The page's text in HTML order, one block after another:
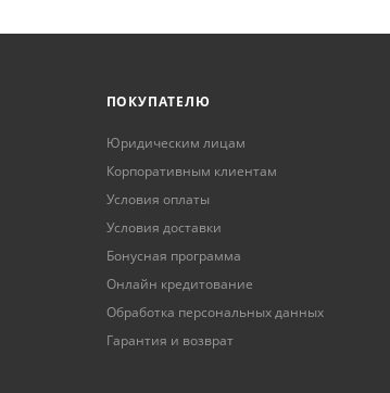
ПОКУПАТЕЛЮ
Юридическим лицам
Корпоративным клиентам
Условия оплаты
Условия доставки
Бонусная программа
Онлайн кредитование
Обработка персональных данных
Гарантия и возврат